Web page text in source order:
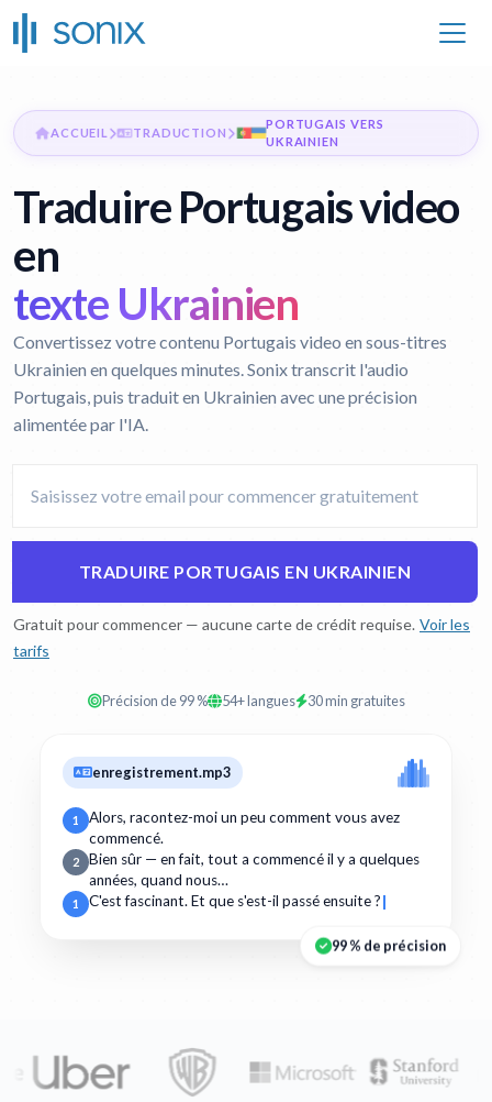
ACCUEIL TRADUCTION
PORTUGAIS VERS
UKRAINIEN
Traduire Portugais video
en
texte Ukrainien
Convertissez votre contenu Portugais video en sous-titres
Ukrainien en quelques minutes. Sonix transcrit l'audio
Portugais, puis traduit en Ukrainien avec une précision
alimentée par l'IA.
TRADUIRE PORTUGAIS EN UKRAINIEN
Gratuit pour commencer — aucune carte de crédit requise. Voir les
tarifs
Précision de 99 % 54+ langues 30 min gratuites
enregistrement.mp3
1
Alors, racontez-moi un peu comment vous avez
commencé.
2
Bien sûr — en fait, tout a commencé il y a quelques
années, quand nous…
1 C'est fascinant. Et que s'est-il passé ensuite ?
99 % de précision